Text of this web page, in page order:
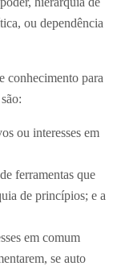
ou dependência
conhecimento para
ou interesses em
ferramentas que
de princípios; e a
em comum
se auto